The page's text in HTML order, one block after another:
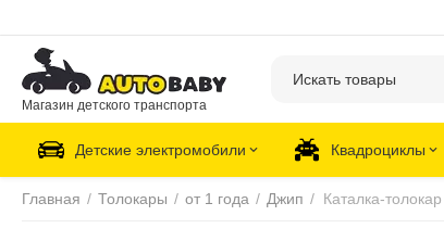
Магазин детского транспорта
Детские электромобили Квадроциклы
Главная / Толокары / от 1 года / Джип / Каталка-